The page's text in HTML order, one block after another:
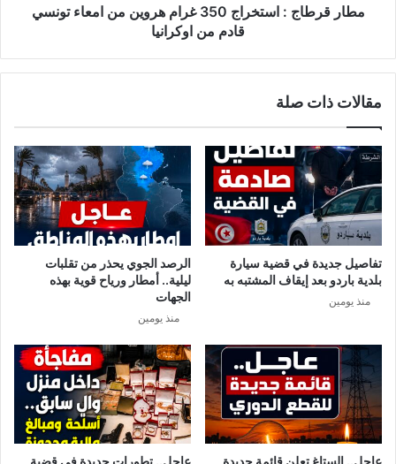
تونسي
مطار قرطاج : استخراج 350 غرام هروين من امعاء تونسي
قادم من اوكرانيا
مقالات ذات صلة
تفاصيل جديدة في قضية سيارة
بلدية باردو بعد إيقاف المشتبه به
منذ يومين
الرصد الجوي يحذر من تقلبات
ليلية.. أمطار ورياح قوية بهذه
الجهات
منذ يومين